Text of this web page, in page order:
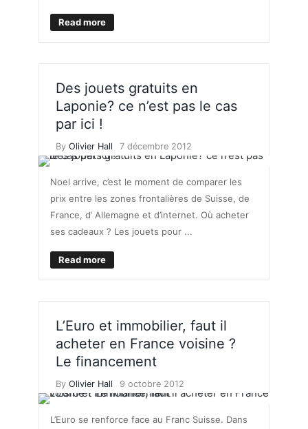
Read more
Des jouets gratuits en
Laponie? ce n’est pas le cas
par ici !
By Olivier Hall 7 décembre 2012
Noel arrive, c’est le moment de comparer les
prix entre les zones frontalières de Suisse, de
France, d’ Allemagne et d’internet. Où acheter
ses cadeaux ? Les jouets pour ...
Read more
L’Euro et immobilier, faut il
acheter en France voisine ?
Le financement
By Olivier Hall 9 octobre 2012
L’Euro se renforce face au Franc Suisse. Dans